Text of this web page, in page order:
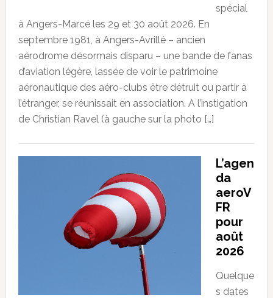
spécial
à Angers-Marcé les 29 et 30 août 2026. En
septembre 1981, à Angers-Avrillé – ancien
aérodrome désormais disparu – une bande de fanas
d’aviation légère, lassée de voir le patrimoine
aéronautique des aéro-clubs être détruit ou partir à
l’étranger, se réunissait en association. A l’instigation
de Christian Ravel (à gauche sur la photo […]
L’agen
da
aeroV
FR
pour
août
2026
Quelque
s dates